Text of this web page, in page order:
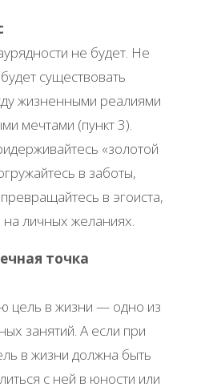
не будет. Не
существовать
жизненными реалиями
мечтами (пункт 3).
«золотой
в заботы,
в эгоиста,
личных желаниях.
точка
цель в жизни — одно из
занятий. А если при
в жизни должна быть
с ней в юности или